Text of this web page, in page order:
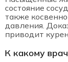
состояние
также
давления.
приводит
К какому